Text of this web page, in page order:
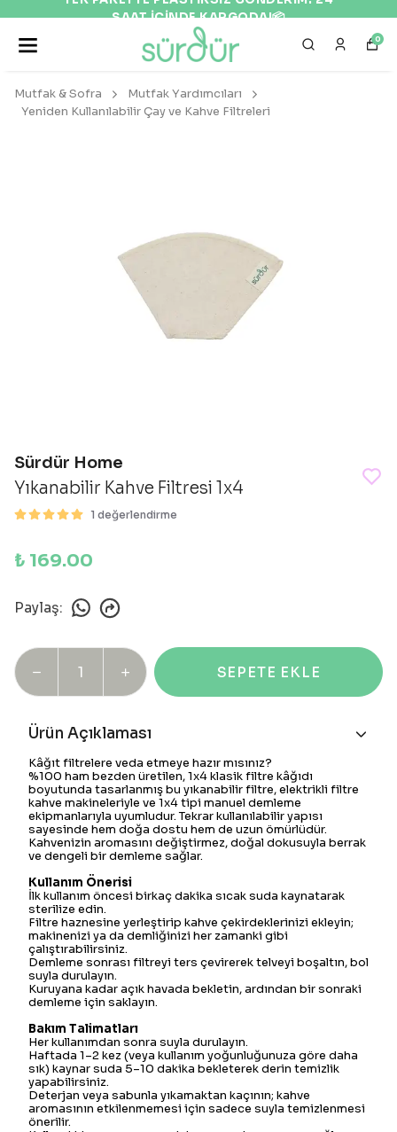
SAAT İÇİNDE KARGODA!📦
0
Mutfak & Sofra
Mutfak Yardımcıları
Yeniden Kullanılabilir Çay ve Kahve Filtreleri
Sürdür Home
Yıkanabilir Kahve Filtresi 1x4
1 değerlendirme
₺ 169.00
Paylaş:
SEPETE EKLE
Ürün Açıklaması
Kâğıt filtrelere veda etmeye hazır mısınız?
%100 ham bezden üretilen, 1x4 klasik filtre kâğıdı
boyutunda tasarlanmış bu yıkanabilir filtre, elektrikli filtre
kahve makineleriyle ve 1x4 tipi manuel demleme
ekipmanlarıyla uyumludur. Tekrar kullanılabilir yapısı
sayesinde hem doğa dostu hem de uzun ömürlüdür.
Kahvenizin aromasını değiştirmez, doğal dokusuyla berrak
ve dengeli bir demleme sağlar.
Kullanım Önerisi
İlk kullanım öncesi birkaç dakika sıcak suda kaynatarak
sterilize edin.
Filtre haznesine yerleştirip kahve çekirdeklerinizi ekleyin;
makinenizi ya da demliğinizi her zamanki gibi
çalıştırabilirsiniz.
Demleme sonrası filtreyi ters çevirerek telveyi boşaltın, bol
suyla durulayın.
Kuruyana kadar açık havada bekletin, ardından bir sonraki
demleme için saklayın.
Bakım Talimatları
Her kullanımdan sonra suyla durulayın.
Haftada 1–2 kez (veya kullanım yoğunluğunuza göre daha
sık) kaynar suda 5–10 dakika bekleterek derin temizlik
yapabilirsiniz.
Deterjan veya sabunla yıkamaktan kaçının; kahve
aromasının etkilenmemesi için sadece suyla temizlenmesi
önerilir.